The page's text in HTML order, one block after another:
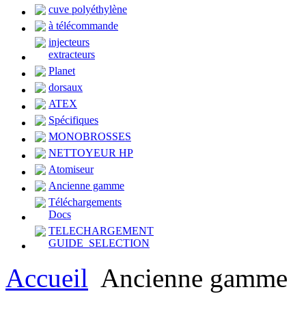
cuve polyéthylène
à télécommande
injecteurs
extracteurs
Planet
dorsaux
ATEX
Spécifiques
MONOBROSSES
NETTOYEUR HP
Atomiseur
Ancienne gamme
Téléchargements
Docs
TELECHARGEMENT
GUIDE_SELECTION
Accueil Ancienne gamme